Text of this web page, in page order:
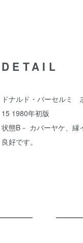
DETAIL
ドナルド・バーセル
15 1980年初版
状態B－ カバーヤケ、縁
良好です。